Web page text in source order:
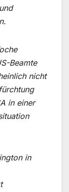
Beamte
nicht
in einer
in